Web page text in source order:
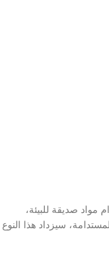
صديقة للبيئة،
سيزداد هذا النوع